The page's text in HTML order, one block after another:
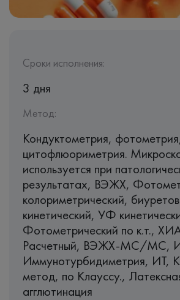
Сроки исполнения:
3 дня
Метод:
Кондуктометрия,
цитофлюориметрия.
используется при
результатах, ВЭЖХ,
колориметрический,
кинетический, УФ
Фотометрический по к.т.,
Раcчетный, ВЭЖХ-МС/МС,
Иммунотурбидиметрия, ИТ,
метод, по Клауссу.,
агглютинация